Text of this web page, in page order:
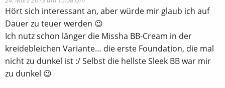
Hört sich interessant an, aber würde mir glaub ich auf
Dauer zu teuer werden 😉
Ich nutz schon länger die Missha BB-Cream in der
kreidebleichen Variante… die erste Foundation, die mal
nicht zu dunkel ist :/ Selbst die hellste Sleek BB war mir
zu dunkel 😉